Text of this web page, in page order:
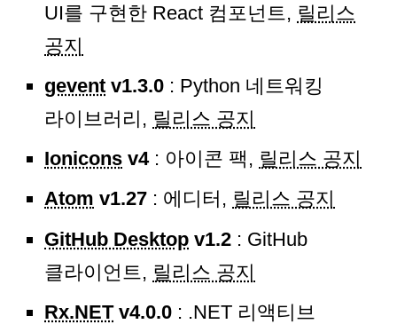
UI를 구현한 React 컴포넌트, 릴리스
공지
gevent v1.3.0 : Python 네트워킹
라이브러리, 릴리스 공지
Ionicons v4: 아이콘 팩, 릴리스 공지
Atom v1.27 : 에디터, 릴리스 공지
GitHub Desktop v1.2 : GitHub
클라이언트, 릴리스 공지
Rx.NETv4.0.0 : .NET 리액티브